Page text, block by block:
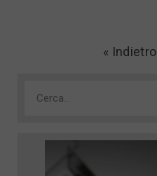
« Indietro